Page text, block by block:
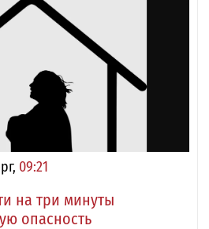
09:21
на три минуты
опасность